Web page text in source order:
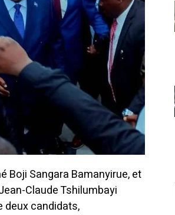
Boji Sangara Bamanyirue, et
Claude Tshilumbayi
deux candidats,